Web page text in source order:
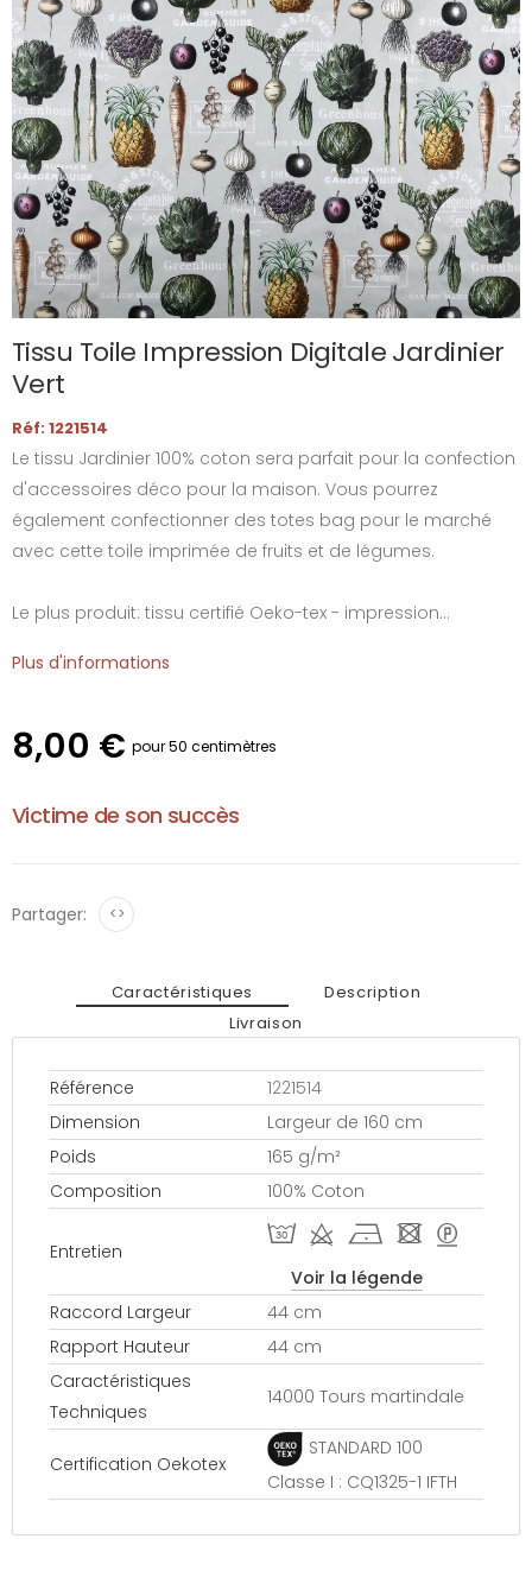
Tissu Toile Impression Digitale Jardinier
Vert
Réf: 1221514
Le tissu Jardinier 100% coton sera parfait pour la confection
d'accessoires déco pour la maison. Vous pourrez
également confectionner des totes bag pour le marché
avec cette toile imprimée de fruits et de légumes.
Le plus produit: tissu certifié Oeko-tex - impression...
Plus d'informations
8,00 € pour 50 centimètres
Victime de son succès
Partager: <>
Caractéristiques
Description
Livraison
Référence
1221514
Dimension
Largeur de 160 cm
Poids
165 g/m²
Composition
100% Coton
Entretien
T d h - >
Voir la légende
Raccord Largeur
44 cm
Rapport Hauteur
44 cm
Caractéristiques
Techniques
14000 Tours martindale
Certification Oekotex
STANDARD 100
Classe I : CQ1325-1 IFTH